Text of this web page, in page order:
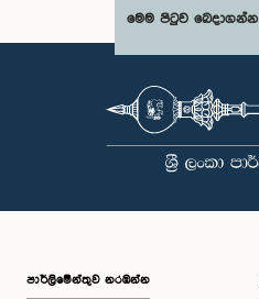
මෙම පිටුව බෙදාගන්න
පාර්ලි‌මේන්තුව නරඹන්න